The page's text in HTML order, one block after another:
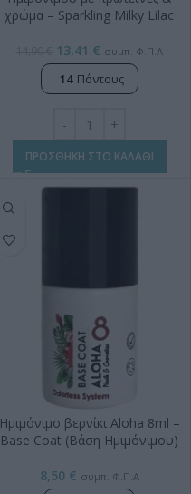
χρώμα – Sparkling Milky Lilac
13,41 € συμπ. Φ.Π.Α
14 Πόντους
ΠΡΟΣΘΗΚΗ ΣΤΟ ΚΑΛΑΘΙ
Ημιμόνιμο βερνίκι Aloha 8ml –
Base Coat (Βάση Ημιμόνιμου)
8,50 € συμπ. Φ.Π.Α